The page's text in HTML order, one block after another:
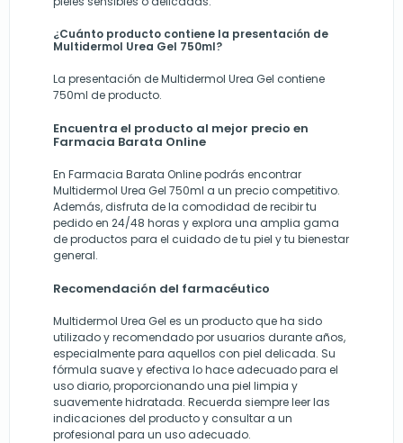
¿Cuánto producto contiene la presentación de
Multidermol Urea Gel 750ml?
La presentación de Multidermol Urea Gel contiene
750ml de producto.
Encuentra el producto al mejor precio en
Farmacia Barata Online
En Farmacia Barata Onlinepodrás encontrar
Multidermol Urea Gel 750ml a un precio competitivo.
Además, disfruta de la comodidad de recibir tu
pedido en 24/48 horas y explora una amplia gama
de productos para el cuidado de tu piel y tu bienestar
general.
Recomendación del farmacéutico
Multidermol Urea Gel es un producto que ha sido
utilizado y recomendado por usuarios durante años,
especialmente para aquellos con piel delicada. Su
fórmula suave y efectiva lo hace adecuado para el
uso diario, proporcionando una piel limpia y
suavemente hidratada. Recuerda siempre leer las
indicaciones del producto y consultar a un
profesional para un uso adecuado.